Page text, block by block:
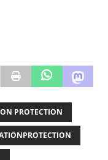
PROTECTION